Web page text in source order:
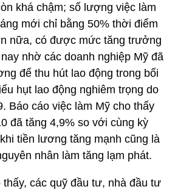
khá chậm; số lượng việc làm
mới chỉ bằng 50% thời điểm
nữa, có được mức tăng trưởng
nhờ các doanh nghiệp Mỹ đã
để thu hút lao động trong bối
hụt lao động nghiêm trọng do
Báo cáo việc làm Mỹ cho thấy
đã tăng 4,9% so với cùng kỳ
tiền lương tăng mạnh cũng là
nhân làm tăng lạm phát.
thấy, các quỹ đầu tư, nhà đầu tư